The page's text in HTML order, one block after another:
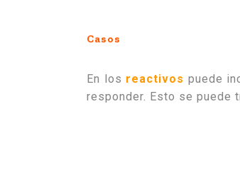
Casos
En los reactivos puede
responder. Esto se puede